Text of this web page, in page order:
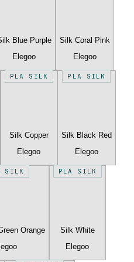
Blue Purple
Elegoo
Silk Coral Pink
Elegoo
PLA SILK
Silk Copper
Elegoo
PLA SILK
Silk Black Red
Elegoo
SILK
Orange
PLA SILK
Silk White
Elegoo